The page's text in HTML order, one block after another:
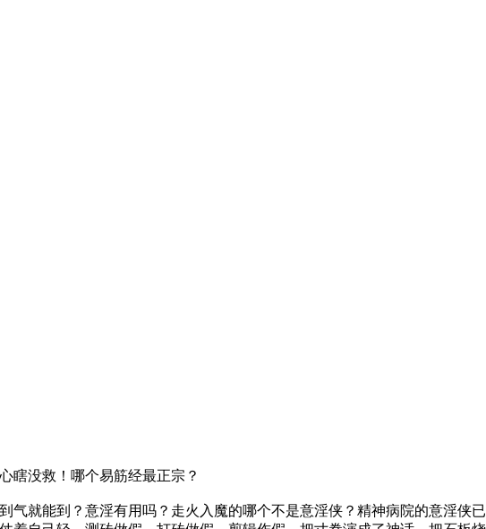
没救！哪个易筋经最正宗？
就能到？意淫有用吗？走火入魔的哪个不是意淫侠？精神病院的意淫侠已